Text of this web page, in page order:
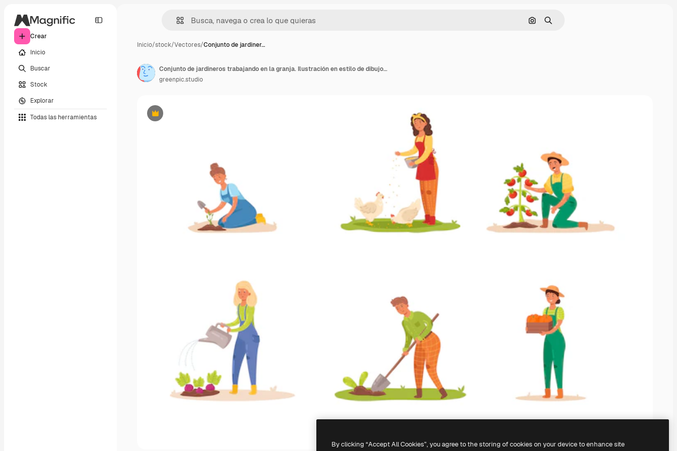
Crear
Inicio
Buscar
Stock
Explorar
Todas las herramientas
Buscar por imagen
Buscar
Inicio/stock/Vectores/Conjunto de jardiner…
Premium
Conjunto de jardineros trabajando en la granja. Ilustración en estilo de dibujos animados plana.
greenpic.studio
By clicking “Accept All Cookies”, you agree to the storing of cookies on your device to enhance site